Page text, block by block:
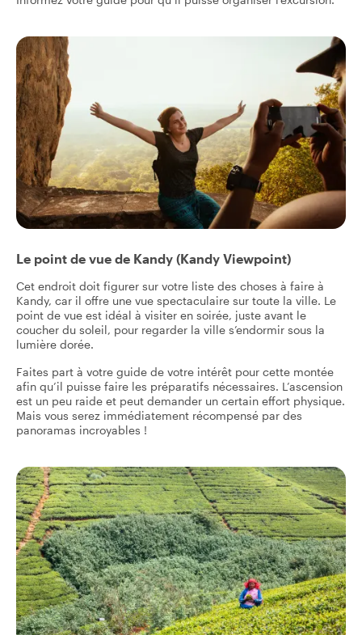
Le point de vue de Kandy (Kandy Viewpoint)
Cet endroit doit figurer sur votre liste des choses à faire à
Kandy, car il offre une vue spectaculaire sur toute la ville. Le
point de vue est idéal à visiter en soirée, juste avant le
coucher du soleil, pour regarder la ville s’endormir sous la
lumière dorée.
Faites part à votre guide de votre intérêt pour cette montée
afin qu’il puisse faire les préparatifs nécessaires. L’ascension
est un peu raide et peut demander un certain effort physique.
Mais vous serez immédiatement récompensé par des
panoramas incroyables !